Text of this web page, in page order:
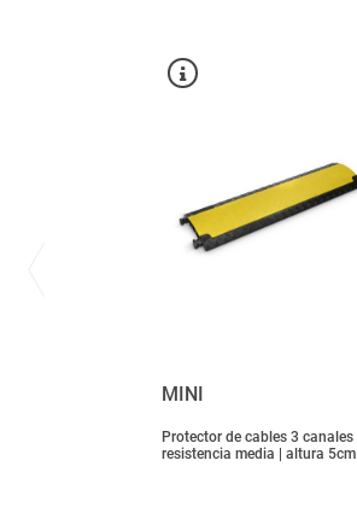
MINI
Protector de cables 3 canales |
resistencia media | altura 5cm